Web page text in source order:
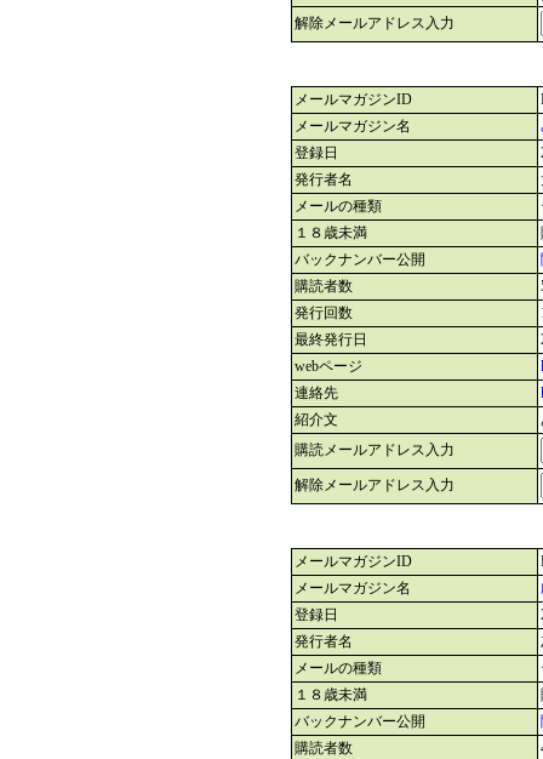
解除メールアドレス入力
メールマガジンID
メールマガジン名
登録日
発行者名
メールの種類
１８歳未満
バックナンバー公開
購読者数
発行回数
最終発行日
webページ
連絡先
紹介文
購読メールアドレス入力
解除メールアドレス入力
メールマガジンID
メールマガジン名
登録日
発行者名
メールの種類
１８歳未満
バックナンバー公開
購読者数